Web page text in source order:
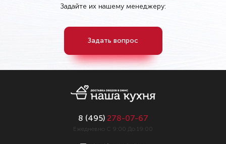
Задайте их нашему менеджеру:
Задать вопрос
8 (495) 278-07-67
Ежедневно С 9:00 До 19:00